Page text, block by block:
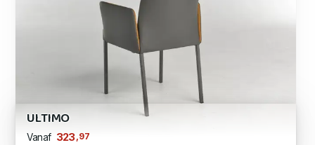
ULTIMO
Vanaf 323,97